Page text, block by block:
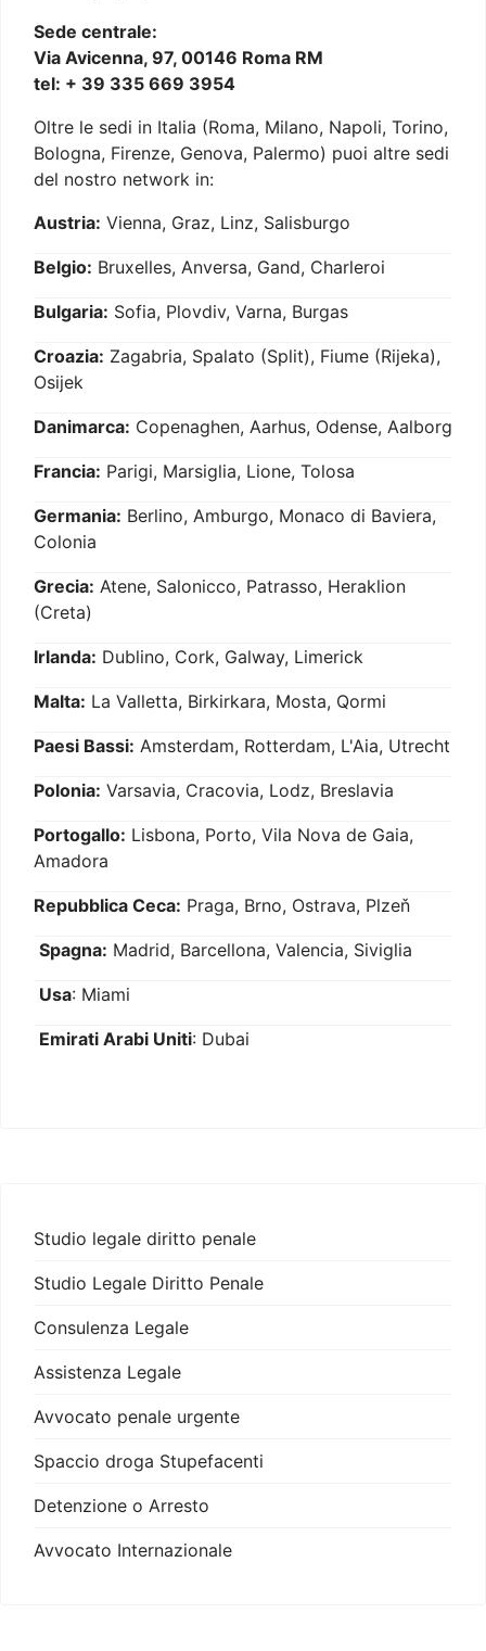
Sede centrale:
Via Avicenna, 97, 00146 Roma RM
tel: + 39 335 669 3954
Oltre le sedi in Italia (Roma, Milano, Napoli, Torino,
Bologna, Firenze, Genova, Palermo) puoi altre sedi
del nostro network in:
Austria: Vienna, Graz, Linz, Salisburgo
Belgio: Bruxelles, Anversa, Gand, Charleroi
Bulgaria: Sofia, Plovdiv, Varna, Burgas
Croazia: Zagabria, Spalato (Split), Fiume (Rijeka),
Osijek
Danimarca: Copenaghen, Aarhus, Odense, Aalborg
Francia: Parigi, Marsiglia, Lione, Tolosa
Germania: Berlino, Amburgo, Monaco di Baviera,
Colonia
Grecia: Atene, Salonicco, Patrasso, Heraklion
(Creta)
Irlanda: Dublino, Cork, Galway, Limerick
Malta: La Valletta, Birkirkara, Mosta, Qormi
Paesi Bassi: Amsterdam, Rotterdam, L'Aia, Utrecht
Polonia: Varsavia, Cracovia, Lodz, Breslavia
Portogallo: Lisbona, Porto, Vila Nova de Gaia,
Amadora
Repubblica Ceca: Praga, Brno, Ostrava, Plzeň
Spagna: Madrid, Barcellona, Valencia, Siviglia
Usa: Miami
Emirati Arabi Uniti: Dubai
Studio legale diritto penale
Studio Legale Diritto Penale
Consulenza Legale
Assistenza Legale
Avvocato penale urgente
Spaccio droga Stupefacenti
Detenzione o Arresto
Avvocato Internazionale